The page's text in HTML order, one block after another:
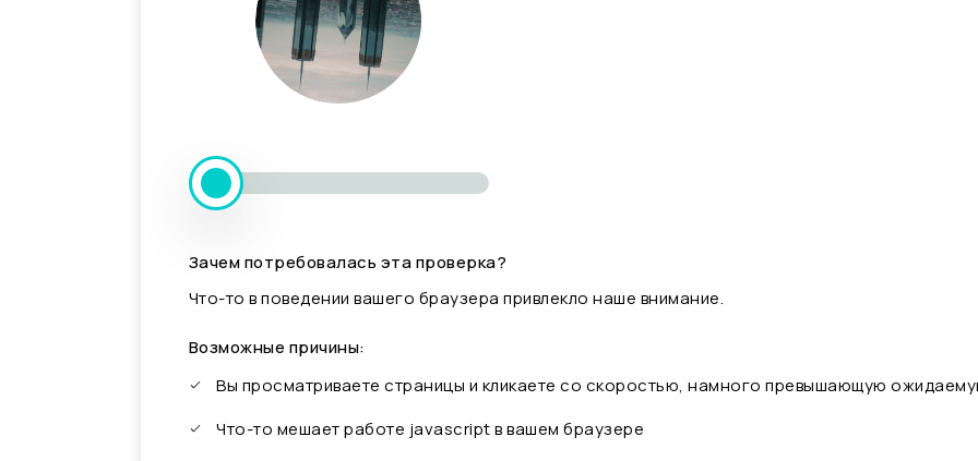
Зачем потребовалась эта проверка?
Что-то в поведении вашего браузера привлекло наше внимание.
Возможные причины:
Вы просматриваете страницы и кликаете со скоростью, намного превышающую
Что-то мешает работе javascript в вашем браузере